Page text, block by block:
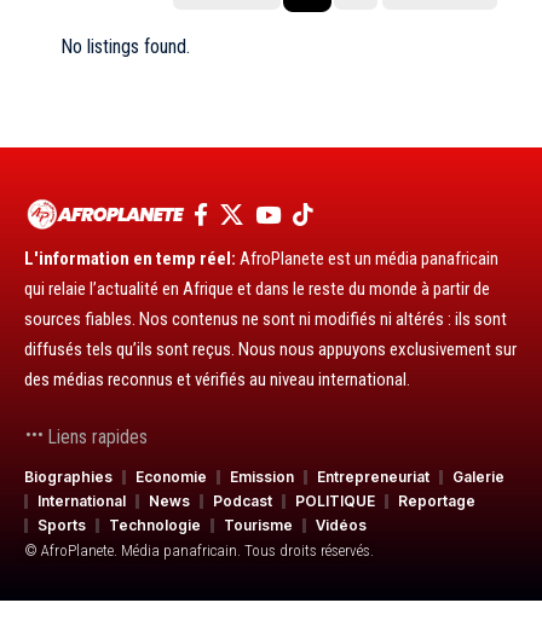
No listings found.
L'information en temp réel: AfroPlanete est un média panafricain
qui relaie l’actualité en Afrique et dans le reste du monde à partir de
sources fiables. Nos contenus ne sont ni modifiés ni altérés : ils sont
diffusés tels qu’ils sont reçus. Nous nous appuyons exclusivement sur
des médias reconnus et vérifiés au niveau international.
Liens rapides
Biographies Economie Emission Entrepreneuriat
Galerie
International
News Podcast POLITIQUE
Reportage
Sports
Technologie Tourisme
Vidéos
© AfroPlanete. Média panafricain. Tous droits réservés.